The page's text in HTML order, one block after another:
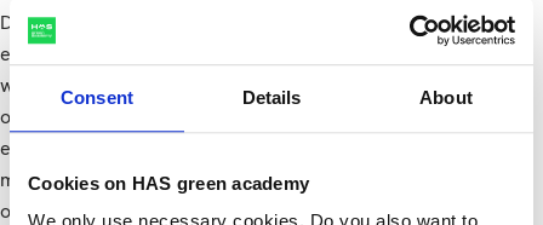
Consent Details About
Cookies on HAS green academy
De overkoepelende doelstelling van SEAD-West is dat er een
einde moet komen aan de honger in Rwanda. Daarmee
worden een paar langetermijneffecten beoogd, namelijk:
ondervoeding verminderen, landbouwgroei bevorderen en
ecologisch duurzame voedselsystemen creëren. Op
middellange termijn wil SEAD-West bereiken dat het
onderwijssysteem van goede kwaliteit is en relevant en